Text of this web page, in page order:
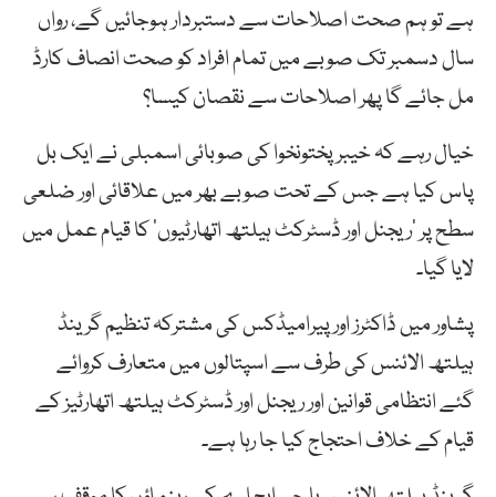
ہے تو ہم صحت اصلاحات سے دستبردار ہوجائیں گے، رواں
سال دسمبر تک صوبے میں تمام افراد کو صحت انصاف کارڈ
مل جائے گا پھر اصلاحات سے نقصان کیسا؟
خیال رہے کہ خیبر پختونخوا کی صوبائی اسمبلی نے ایک بل
پاس کیا ہے جس کے تحت صوبے بھر میں علاقائی اور ضلعی
سطح پر ’ریجنل اور ڈسٹرکٹ ہیلتھ اتھارٹیوں‘ کا قیام عمل میں
لایا گیا۔
پشاور میں ڈاکٹرز اور پیرامیڈکس کی مشترکہ تنظیم گرینڈ
ہیلتھ الائنس کی طرف سے اسپتالوں میں متعارف کروائے
گئے انتظامی قوانین اور ریجنل اور ڈسٹرکٹ ہیلتھ اتھارٹیز کے
قیام کے خلاف احتجاج کیا جا رہا ہے۔